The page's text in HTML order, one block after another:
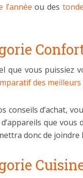
l’année ou des
que vous puissiez
des
conseils d’achat,
que
donc de joindre